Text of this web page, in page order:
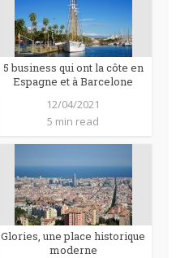
5 business qui ont la côte en
Espagne et à Barcelone
12/04/2021
5 min read
Glories, une place historique
moderne